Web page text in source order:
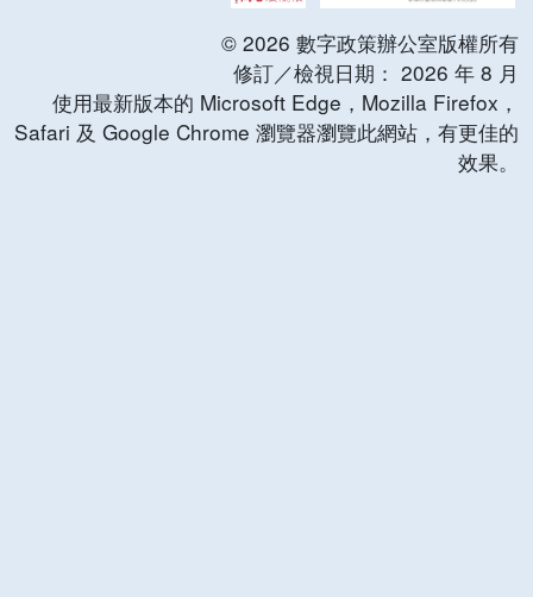
© 2026 數字政策辦公室版權所有
修訂／檢視日期： 2026 年 8 月
使用最新版本的 Microsoft Edge，Mozilla Firefox，
Safari 及 Google Chrome 瀏覽器瀏覽此網站，有更佳的
效果。